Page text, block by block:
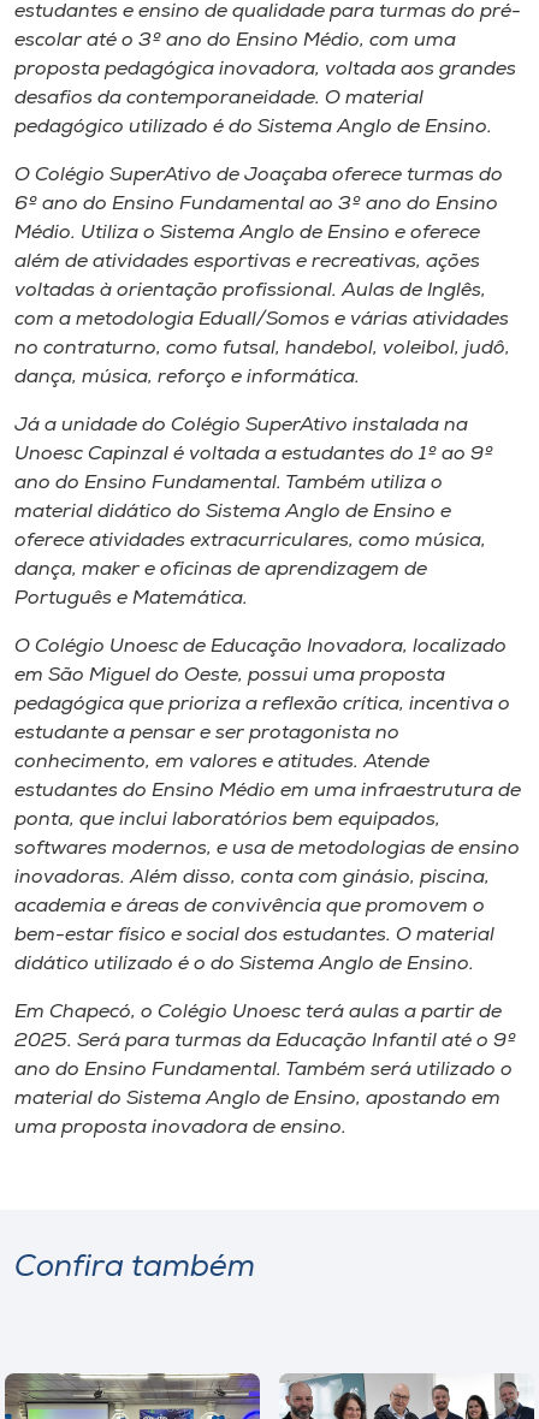
Selecione
o idioma
A-
estudantes e ensino de qualidade para turmas do pré-
escolar até o 3º ano do Ensino Médio, com uma
proposta pedagógica inovadora, voltada aos grandes
desafios da contemporaneidade. O material
pedagógico utilizado é do Sistema Anglo de Ensino.
O Colégio SuperAtivo de Joaçaba oferece turmas do
6º ano do Ensino Fundamental ao 3º ano do Ensino
Médio. Utiliza o Sistema Anglo de Ensino e oferece
além de atividades esportivas e recreativas, ações
voltadas à orientação profissional. Aulas de Inglês,
com a metodologia Eduall/Somos e várias atividades
no contraturno, como futsal, handebol, voleibol, judô,
dança, música, reforço e informática.
Já a unidade do Colégio SuperAtivo instalada na
Unoesc Capinzal é voltada a estudantes do 1º ao 9º
ano do Ensino Fundamental. Também utiliza o
material didático do Sistema Anglo de Ensino e
oferece atividades extracurriculares, como música,
dança, maker e oficinas de aprendizagem de
Português e Matemática.
O Colégio Unoesc de Educação Inovadora, localizado
em São Miguel do Oeste, possui uma proposta
pedagógica que prioriza a reflexão crítica, incentiva o
estudante a pensar e ser protagonista no
conhecimento, em valores e atitudes. Atende
estudantes do Ensino Médio em uma infraestrutura de
ponta, que inclui laboratórios bem equipados,
softwares modernos, e usa de metodologias de ensino
inovadoras. Além disso, conta com ginásio, piscina,
academia e áreas de convivência que promovem o
bem-estar físico e social dos estudantes. O material
didático utilizado é o do Sistema Anglo de Ensino.
Em Chapecó, o Colégio Unoesc terá aulas a partir de
2025. Será para turmas da Educação Infantil até o 9º
ano do Ensino Fundamental. Também será utilizado o
material do Sistema Anglo de Ensino, apostando em
uma proposta inovadora de ensino.
Confira também